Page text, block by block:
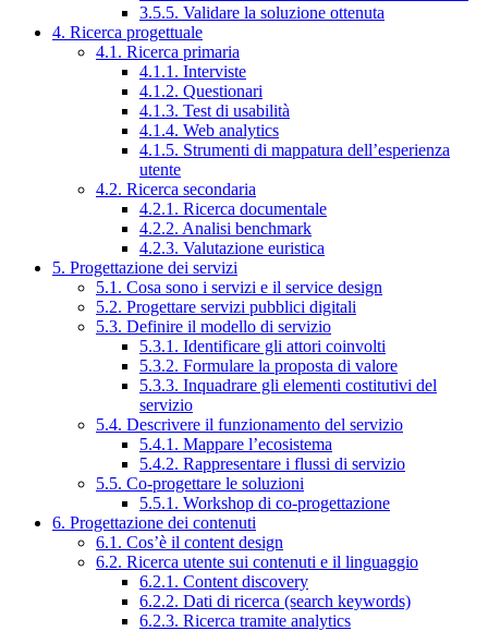
3.5.5. Validare la soluzione ottenuta
4. Ricerca progettuale
4.1. Ricerca primaria
4.1.1. Interviste
4.1.2. Questionari
4.1.3. Test di usabilità
4.1.4. Web analytics
4.1.5. Strumenti di mappatura dell’esperienza
utente
4.2. Ricerca secondaria
4.2.1. Ricerca documentale
4.2.2. Analisi benchmark
4.2.3. Valutazione euristica
5. Progettazione dei servizi
5.1. Cosa sono i servizi e il service design
5.2. Progettare servizi pubblici digitali
5.3. Definire il modello di servizio
5.3.1. Identificare gli attori coinvolti
5.3.2. Formulare la proposta di valore
5.3.3. Inquadrare gli elementi costitutivi del
servizio
5.4. Descrivere il funzionamento del servizio
5.4.1. Mappare l’ecosistema
5.4.2. Rappresentare i flussi di servizio
5.5. Co-progettare le soluzioni
5.5.1. Workshop di co-progettazione
6. Progettazione dei contenuti
6.1. Cos’è il content design
6.2. Ricerca utente sui contenuti e il linguaggio
6.2.1. Content discovery
6.2.2. Dati di ricerca (search keywords)
6.2.3. Ricerca tramite analytics